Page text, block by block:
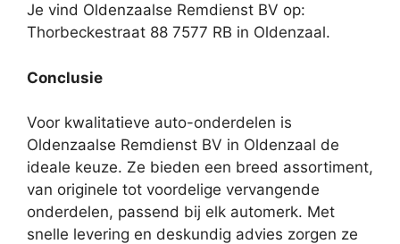
Je vind Oldenzaalse Remdienst BV op:
Thorbeckestraat 88 7577 RB in Oldenzaal.
Conclusie
Voor kwalitatieve auto-onderdelen is
Oldenzaalse Remdienst BV in Oldenzaal de
ideale keuze. Ze bieden een breed assortiment,
van originele tot voordelige vervangende
onderdelen, passend bij elk automerk. Met
snelle levering en deskundig advies zorgen ze